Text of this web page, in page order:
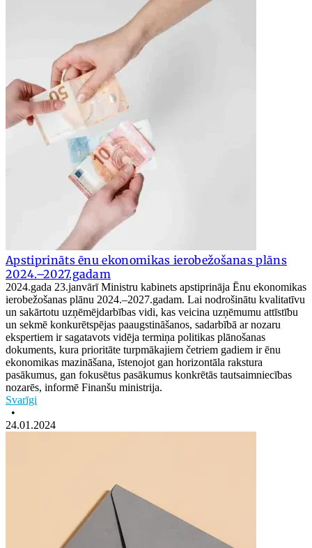
Apstiprināts ēnu ekonomikas ierobežošanas plāns
2024.–2027.gadam
2024.gada 23.janvārī Ministru kabinets apstiprināja Ēnu ekonomikas
ierobežošanas plānu 2024.–2027.gadam. Lai nodrošinātu kvalitatīvu
un sakārtotu uzņēmējdarbības vidi, kas veicina uzņēmumu attīstību
un sekmē konkurētspējas paaugstināšanos, sadarbībā ar nozaru
ekspertiem ir sagatavots vidēja termiņa politikas plānošanas
dokuments, kura prioritāte turpmākajiem četriem gadiem ir ēnu
ekonomikas mazināšana, īstenojot gan horizontāla rakstura
pasākumus, gan fokusētus pasākumus konkrētās tautsaimniecības
nozarēs, informē Finanšu ministrija.
Svarīgi
•
24.01.2024